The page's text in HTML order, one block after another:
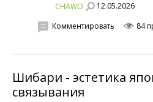
CHAWO 12.05.2026
Комментировать 84
Шибари - эстетика
связывания